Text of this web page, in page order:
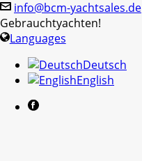
info@bcm-yachtsales.de
Gebrauchtyachten!
Languages
Deutsch
English